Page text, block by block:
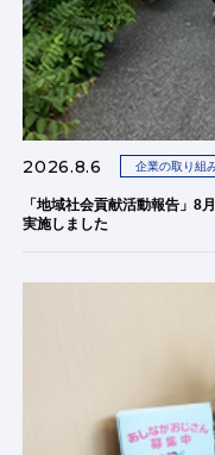
2026.8.6 企業の取り組
「地域社会貢献活動報告」8
実施しました